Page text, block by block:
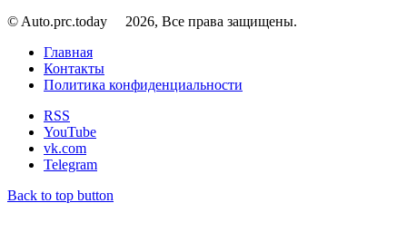
© Auto.prc.today
2026, Все права защищены.
Главная
Контакты
Политика конфиденциальности
RSS
YouTube
vk.com
Telegram
Back to top button